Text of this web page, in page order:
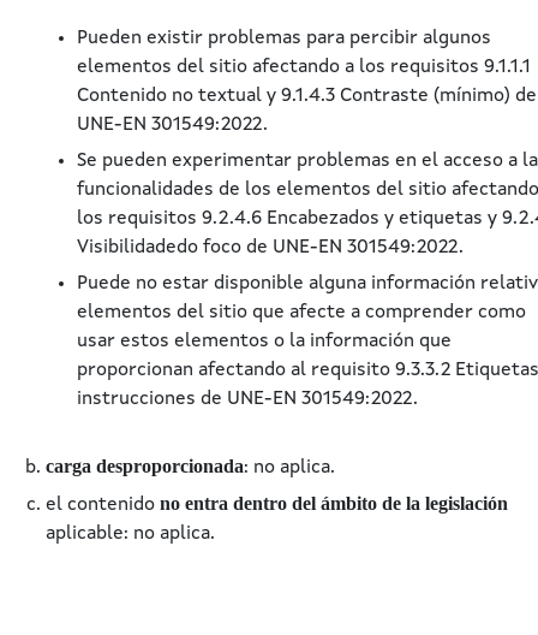
Pueden existir problemas para percibir algunos
elementos del sitio afectando a los requisitos 9.1.1.1
Contenido no textual y 9.1.4.3 Contraste (mínimo) de
UNE-EN 301549:2022.
Se pueden experimentar problemas en el acceso a
funcionalidades de los elementos del sitio
los requisitos 9.2.4.6 Encabezados y etiquetas y
Visibilidadedo foco de UNE-EN 301549:2022.
Puede no estar disponible alguna información
elementos del sitio que afecte a comprender como
usar estos elementos o la información que
proporcionan afectando al requisito 9.3.3.2
instrucciones de UNE-EN 301549:2022.
carga desproporcionada: no aplica.
el contenido no entra dentro del ámbito de la legislación
aplicable: no aplica.